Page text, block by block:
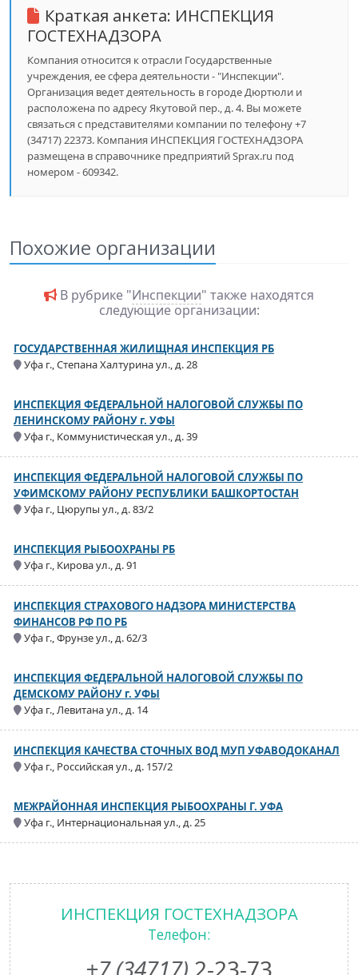
Краткая анкета: ИНСПЕКЦИЯ
ГОСТЕХНАДЗОРА
Компания относится к отрасли Государственные
учреждения, ее сфера деятельности - "Инспекции".
Организация ведет деятельность в городе Дюртюли и
расположена по адресу Якутовой пер., д. 4. Вы можете
связаться с представителями компании по телефону +7
(34717) 22373. Компания ИНСПЕКЦИЯ ГОСТЕХНАДЗОРА
размещена в справочнике предприятий Sprax.ru под
номером - 609342.
Похожие организации
В рубрике "Инспекции" также находятся
следующие организации:
ГОСУДАРСТВЕННАЯ ЖИЛИЩНАЯ ИНСПЕКЦИЯ РБ
Уфа г., Степана Халтурина ул., д. 28
ИНСПЕКЦИЯ ФЕДЕРАЛЬНОЙ НАЛОГОВОЙ СЛУЖБЫ ПО
ЛЕНИНСКОМУ РАЙОНУ г. УФЫ
Уфа г., Коммунистическая ул., д. 39
ИНСПЕКЦИЯ ФЕДЕРАЛЬНОЙ НАЛОГОВОЙ СЛУЖБЫ ПО
УФИМСКОМУ РАЙОНУ РЕСПУБЛИКИ БАШКОРТОСТАН
Уфа г., Цюрупы ул., д. 83/2
ИНСПЕКЦИЯ РЫБООХРАНЫ РБ
Уфа г., Кирова ул., д. 91
ИНСПЕКЦИЯ СТРАХОВОГО НАДЗОРА МИНИСТЕРСТВА
ФИНАНСОВ РФ ПО РБ
Уфа г., Фрунзе ул., д. 62/3
ИНСПЕКЦИЯ ФЕДЕРАЛЬНОЙ НАЛОГОВОЙ СЛУЖБЫ ПО
ДЕМСКОМУ РАЙОНУ г. УФЫ
Уфа г., Левитана ул., д. 14
ИНСПЕКЦИЯ КАЧЕСТВА СТОЧНЫХ ВОД МУП УФАВОДОКАНАЛ
Уфа г., Российская ул., д. 157/2
МЕЖРАЙОННАЯ ИНСПЕКЦИЯ РЫБООХРАНЫ Г. УФА
Уфа г., Интернациональная ул., д. 25
ИНСПЕКЦИЯ ГОСТЕХНАДЗОРА
Телефон:
+7 (34717) 2-23-73